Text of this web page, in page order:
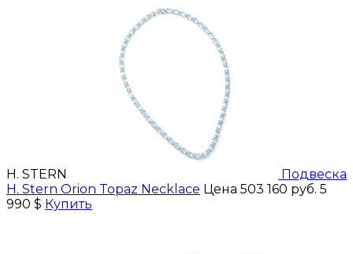
H. STERN
Подвеска
H. Stern Orion Topaz Necklace Цена 503 160 руб. 5
990 $ Купить